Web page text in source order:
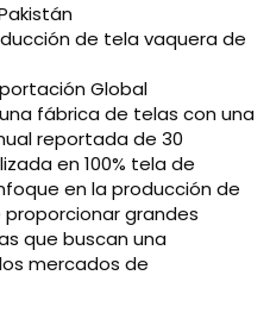
de tela vaquera de
Global
fábrica de telas con una
reportada de 30
en 100% tela de
en la producción de
grandes
que buscan una
mercados de